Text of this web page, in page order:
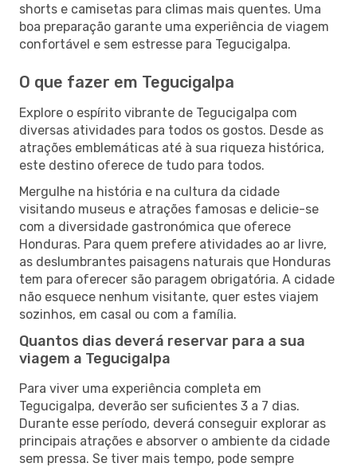
shorts e camisetas para climas mais quentes. Uma
boa preparação garante uma experiência de viagem
confortável e sem estresse para Tegucigalpa.
O que fazer em Tegucigalpa
Explore o espírito vibrante de Tegucigalpa com
diversas atividades para todos os gostos. Desde as
atrações emblemáticas até à sua riqueza histórica,
este destino oferece de tudo para todos.
Mergulhe na história e na cultura da cidade
visitando museus e atrações famosas e delicie-se
com a diversidade gastronómica que oferece
Honduras. Para quem prefere atividades ao ar livre,
as deslumbrantes paisagens naturais que Honduras
tem para oferecer são paragem obrigatória. A cidade
não esquece nenhum visitante, quer estes viajem
sozinhos, em casal ou com a família.
Quantos dias deverá reservar para a sua
viagem a Tegucigalpa
Para viver uma experiência completa em
Tegucigalpa, deverão ser suficientes 3 a 7 dias.
Durante esse período, deverá conseguir explorar as
principais atrações e absorver o ambiente da cidade
sem pressa. Se tiver mais tempo, pode sempre